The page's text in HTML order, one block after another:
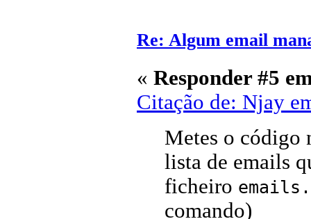
Re: Algum email
« Responder #5
Citação de: Njay
Metes o
lista de emails
ficheiro
comando)